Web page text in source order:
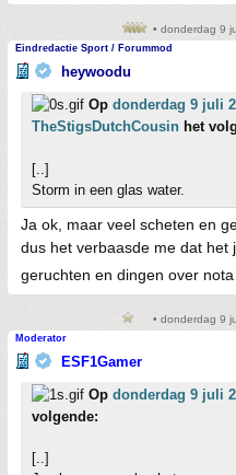
• donderdag 9
Eindredactie Sport / Forummod
heywoodu
Op donderdag 9 juli
TheStigsDutchCousin het
[..]
Storm in een glas water.
Ja ok, maar veel scheten en
dus het verbaasde me dat het
geruchten en dingen over
• donderdag 9
Moderator
ESF1Gamer
Op donderdag 9 juli
volgende:
[..]